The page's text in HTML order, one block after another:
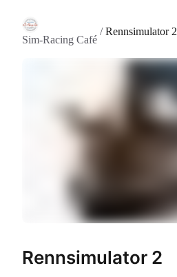
Sim-Racing Café
/Rennsimulator 2
Rennsimulator 2